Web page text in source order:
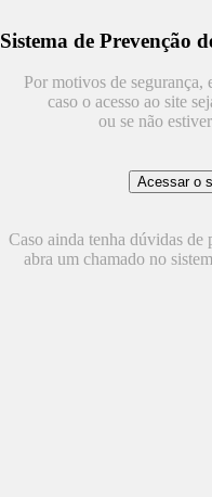
Sistema de Prevenção
Por motivos de segurança,
caso o acesso ao site
ou se não
Caso ainda tenha dúvidas de
abra um chamado no